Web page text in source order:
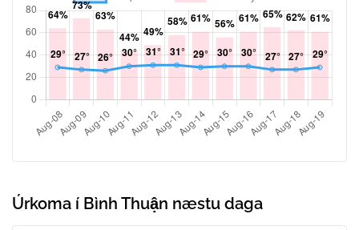
Úrkoma í Bình Thuận næstu daga